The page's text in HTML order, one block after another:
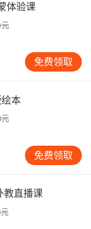
第二语言。美国
Value（每日参
Declaration（营
课程设计超市购
fat（饱和脂肪）
调查显示，83%
分表。 饮食文化
碰撞。comfort
抚慰食物，而中
文化融合课程
的钙质吸收争议
食观念差异。这
际交流中既能准
主权）等概念，
展望 英语营养学
体验课
免费领取
本
免费领取
教直播课